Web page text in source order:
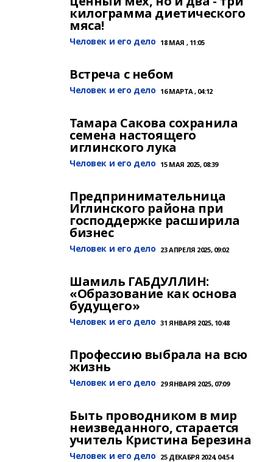
килограмма диетического
мяса!
Человек и его дело 18 МАЯ , 11:05
Встреча с небом
Человек и его дело 16 МАРТА , 04:12
Тамара Сакова сохранила
семена настоящего
иглинского лука
Человек и его дело 15 МАЯ 2025, 08:39
Предпринимательница
Иглинского района при
господдержке расширила
бизнес
Человек и его дело 23 АПРЕЛЯ 2025, 09:02
Шамиль ГАБДУЛЛИН:
«Образование как основа
будущего»
Человек и его дело 31 ЯНВАРЯ 2025, 10:48
Профессию выбрала на всю
жизнь
Человек и его дело 29 ЯНВАРЯ 2025, 07:09
Быть проводником в мир
неизведанного, старается
учитель Кристина Березина
Человек и его дело 25 ДЕКАБРЯ 2024, 04:54